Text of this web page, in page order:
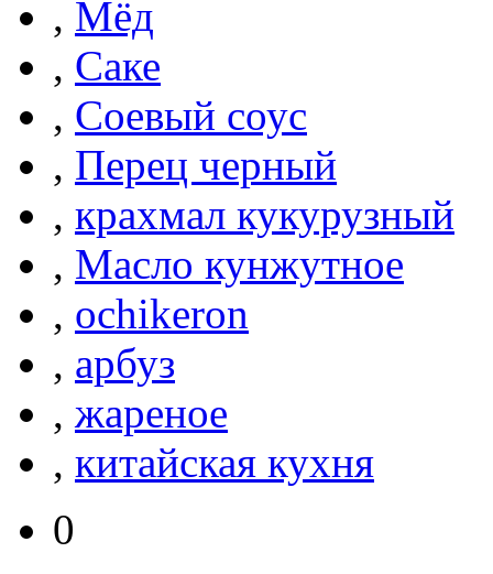
, Мёд
, Саке
, Соевый соус
, Перец черный
, крахмал кукурузный
, Масло кунжутное
, ochikeron
, арбуз
, жареное
, китайская кухня
0